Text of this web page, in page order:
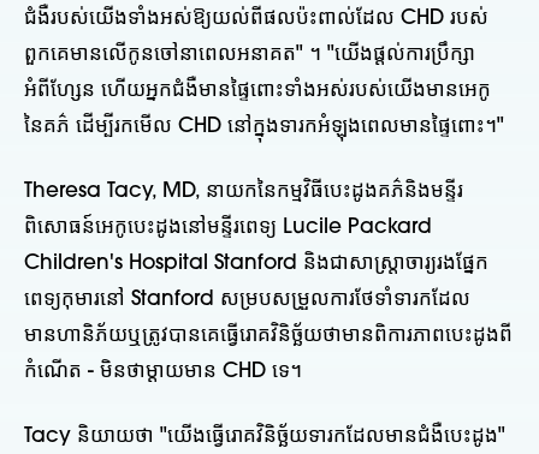
ជំងឺរបស់យើងទាំងអស់ឱ្យយល់ពីផលប៉ះពាល់ដែល CHD របស់
ពួកគេមានលើកូនចៅនាពេលអនាគត" ។ "យើងផ្តល់ការប្រឹក្សា
អំពីហ្សែន ហើយអ្នកជំងឺមានផ្ទៃពោះទាំងអស់របស់យើងមានអេកូ
នៃគភ៌ ដើម្បីរកមើល CHD នៅក្នុងទារកអំឡុងពេលមានផ្ទៃពោះ។"
Theresa Tacy, MD, នាយកនៃកម្មវិធីបេះដូងគភ៌និងមន្ទីរ
ពិសោធន៍អេកូបេះដូងនៅមន្ទីរពេទ្យ Lucile Packard
Children's Hospital Stanford និងជាសាស្ត្រាចារ្យរងផ្នែក
ពេទ្យកុមារនៅ Stanford សម្របសម្រួលការថែទាំទារកដែល
មានហានិភ័យឬត្រូវបានគេធ្វើរោគវិនិច្ឆ័យថាមានពិការភាពបេះដូងពី
កំណើត - មិនថាម្តាយមាន CHD ទេ។
Tacy និយាយថា "យើងធ្វើរោគវិនិច្ឆ័យទារកដែលមានជំងឺបេះដូង"